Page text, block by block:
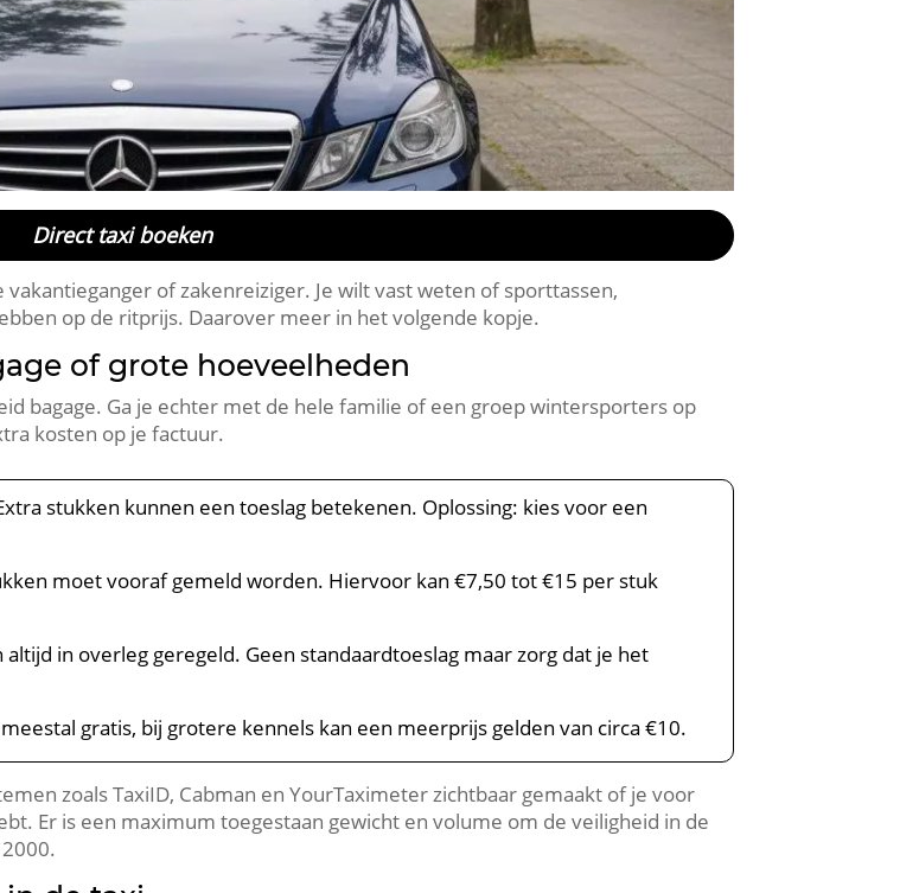
Direct taxi boeken
of zakenreiziger. Je wilt vast weten of sporttassen,
op de ritprijs. Daarover meer in het volgende kopje.
of grote hoeveelheden
bagage. Ga je echter met de hele familie of een groep wintersporters op
kosten op je factuur.
stukken kunnen een toeslag betekenen. Oplossing: kies voor een
moet vooraf gemeld worden. Hiervoor kan €7,50 tot €15 per stuk
altijd in overleg geregeld. Geen standaardtoeslag maar zorg dat je het
gratis, bij grotere kennels kan een meerprijs gelden van circa €10.
zoals TaxiID, Cabman en YourTaximeter zichtbaar gemaakt of je voor
Er is een maximum toegestaan gewicht en volume om de veiligheid in de